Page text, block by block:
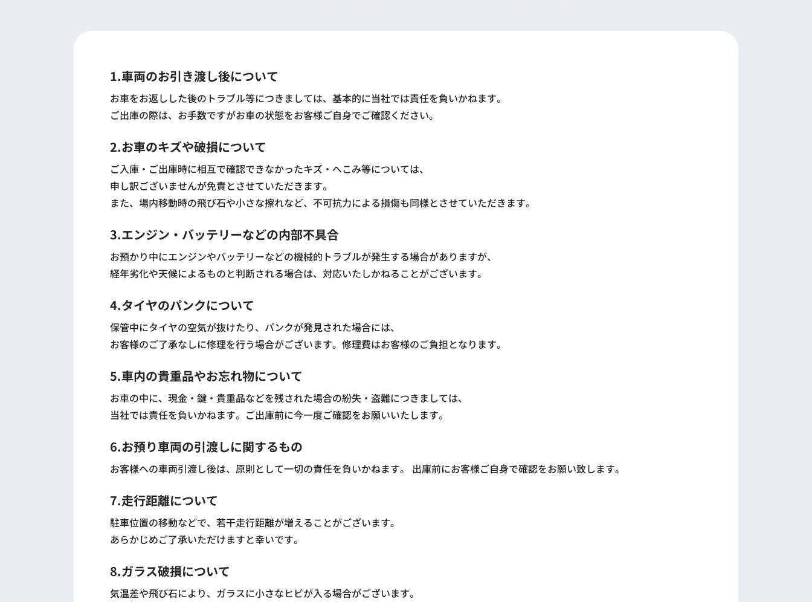
1.車両のお引き渡し後について
お車をお返しした後のトラブル等につきましては、基本的に当社では責任を負いかねます。
ご出庫の際は、お手数ですがお車の状態をお客様ご自身でご確認ください。
2.お車のキズや破損について
ご入庫・ご出庫時に相互で確認できなかったキズ・へこみ等については、
申し訳ございませんが免責とさせていただきます。
また、場内移動時の飛び石や小さな擦れなど、不可抗力による損傷も同様とさせていただきます。
3.エンジン・バッテリーなどの内部不具合
お預かり中にエンジンやバッテリーなどの機械的トラブルが発生する場合がありますが、
経年劣化や天候によるものと判断される場合は、対応いたしかねることがございます。
4.タイヤのパンクについて
保管中にタイヤの空気が抜けたり、パンクが発見された場合には、
お客様のご了承なしに修理を行う場合がございます。修理費はお客様のご負担となります。
5.車内の貴重品やお忘れ物について
お車の中に、現金・鍵・貴重品などを残された場合の紛失・盗難につきましては、
当社では責任を負いかねます。ご出庫前に今一度ご確認をお願いいたします。
6.お預り車両の引渡しに関するもの
お客様への車両引渡し後は、原則として一切の責任を負いかねます。 出庫前にお客様ご自身で確認をお願い致します。
7.走行距離について
駐車位置の移動などで、若干走行距離が増えることがございます。
あらかじめご了承いただけますと幸いです。
8.ガラス破損について
気温差や飛び石により、ガラスに小さなヒビが入る場合がございます。